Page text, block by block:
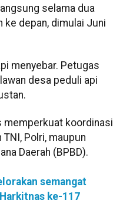
selama dua
ke depan, dimulai Juni
menyebar. Petugas
desa peduli api
memperkuat koordinasi
Polri, maupun
Daerah (BPBD).
semangat
ke-117